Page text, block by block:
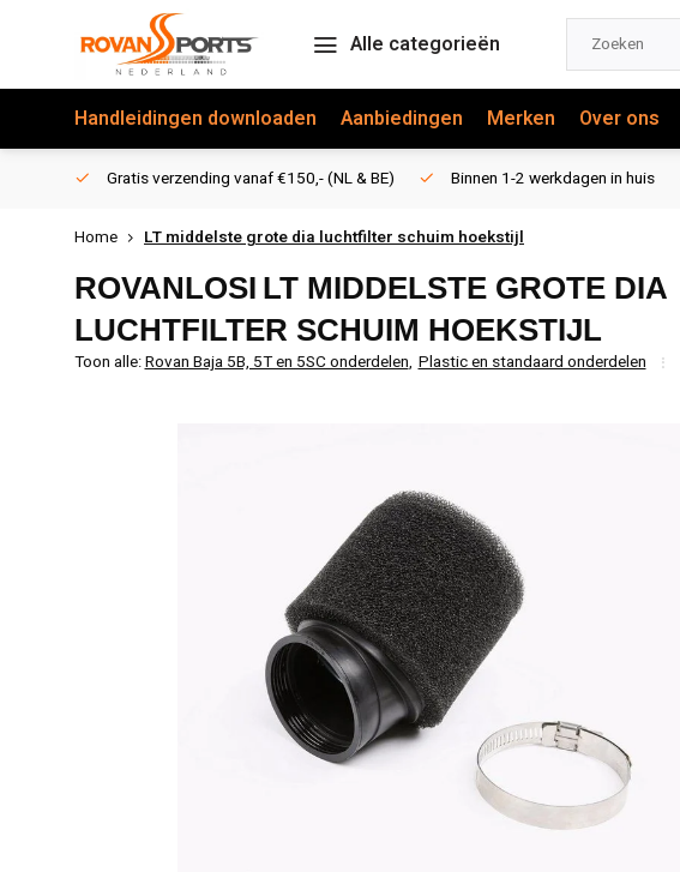
Alle categorieën
Handleidingen downloaden Aanbiedingen Merken Over ons
Gratis verzending vanaf €150,- (NL & BE) Binnen 1-2 werkdagen in huis
Home LT middelste grote dia luchtfilter schuim hoekstijl
ROVANLOSI LT MIDDELSTE GROTE DIA
LUCHTFILTER SCHUIM HOEKSTIJL
Toon alle:Rovan Baja 5B, 5T en 5SC onderdelen, Plastic en standaard onderdelen